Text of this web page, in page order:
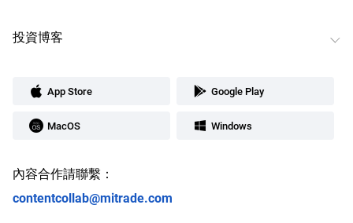
投資博客
App Store Google Play
MacOS Windows
內容合作請聯繫：
contentcollab@mitrade.com